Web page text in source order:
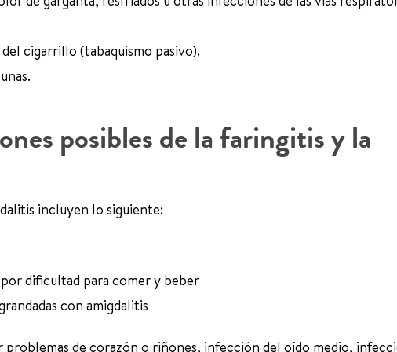
cigarrillo (tabaquismo pasivo).
posibles de la faringitis y la
incluyen lo siguiente:
dificultad para comer y beber
con amigdalitis
de corazón o riñones, infección del oído medio,